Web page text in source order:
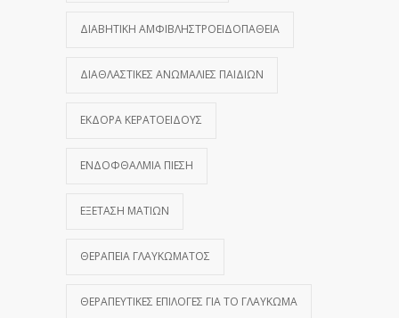
ΔΙΑΒΗΤΙΚΉ ΑΜΦΙΒΛΗΣΤΡΟΕΙΔΟΠΆΘΕΙΑ
ΔΙΑΘΛΑΣΤΙΚΈΣ ΑΝΩΜΑΛΊΕΣ ΠΑΙΔΙΏΝ
ΕΚΔΟΡΆ ΚΕΡΑΤΟΕΙΔΟΎΣ
ΕΝΔΟΦΘΆΛΜΙΑ ΠΊΕΣΗ
ΕΞΈΤΑΣΗ ΜΑΤΙΏΝ
ΘΕΡΑΠΕΊΑ ΓΛΑΥΚΏΜΑΤΟΣ
ΘΕΡΑΠΕΥΤΙΚΈΣ ΕΠΙΛΟΓΈΣ ΓΙΑ ΤΟ ΓΛΑΎΚΩΜΑ